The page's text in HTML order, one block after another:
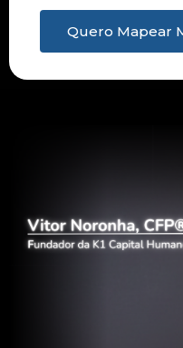
Quero Mapear